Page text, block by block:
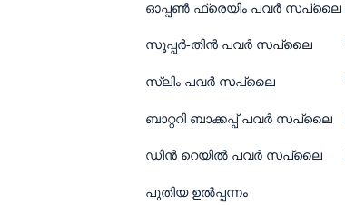
ഓപ്പൺ ഫ്രെയിം പവർ സപ്ലൈ
സൂപ്പർ-തിൻ പവർ സപ്ലൈ
സ്ലിം പവർ സപ്ലൈ
ബാറ്ററി ബാക്കപ്പ് പവർ സപ്ലൈ
ഡിൻ റെയിൽ പവർ സപ്ലൈ
പുതിയ ഉൽപ്പന്നം